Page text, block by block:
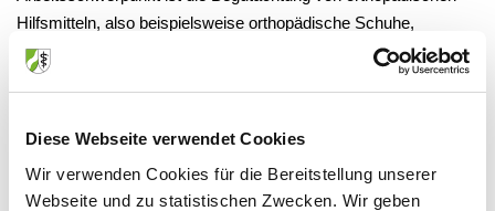
Diese Webseite verwendet Cookies
Wir verwenden Cookies für die Bereitstellung unserer
Webseite und zu statistischen Zwecken. Wir geben
Hilfsmitteln, also beispielsweise orthopädische Schuhe,
Rollstühle, Hilfsmittel zur Kompressionstherapie oder auch
Orthesen und Prothesen. Grundsätzlich ist die
Patienten zugeschnitten und daher auch vielseitig. Außerdem